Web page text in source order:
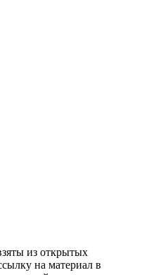
из открытых
на материал в